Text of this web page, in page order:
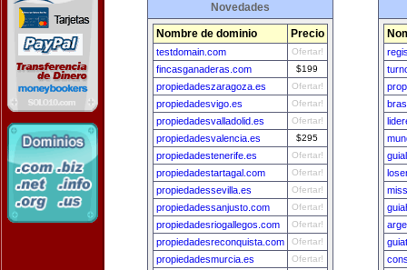
Novedades
Nombre de dominio Precio
testdomain.com Ofertar!
fincasganaderas.com $199
propiedadeszaragoza.es Ofertar!
propiedadesvigo.es Ofertar!
propiedadesvalladolid.es Ofertar!
propiedadesvalencia.es $295
propiedadestenerife.es Ofertar!
propiedadestartagal.com Ofertar!
propiedadessevilla.es Ofertar!
propiedadessanjusto.com Ofertar!
propiedadesriogallegos.com Ofertar!
propiedadesreconquista.com Ofertar!
propiedadesmurcia.es Ofertar!